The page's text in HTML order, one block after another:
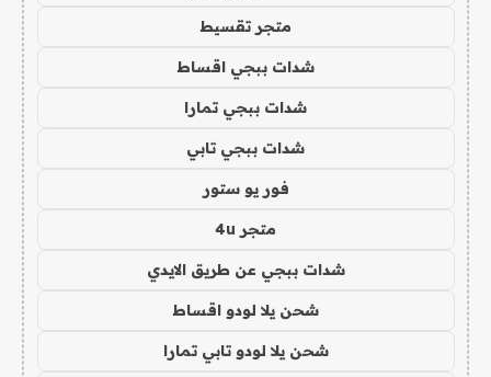
متجر تقسيط
شدات ببجي اقساط
شدات ببجي تمارا
شدات ببجي تابي
فور يو ستور
متجر 4u
شدات ببجي عن طريق الايدي
شحن يلا لودو اقساط
شحن يلا لودو تابي تمارا